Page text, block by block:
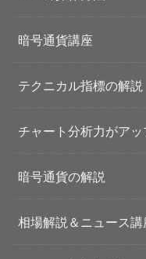
暗号通貨講座
テクニカル指標の解説
チャート分析力がア
暗号通貨の解説
相場解説＆ニュース講